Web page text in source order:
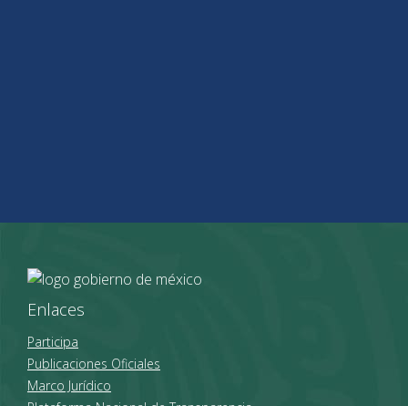
Enlaces
Participa
Publicaciones Oficiales
Marco Jurídico